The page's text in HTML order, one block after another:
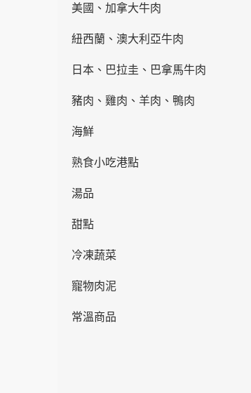
美國、加拿大牛肉
紐西蘭、澳大利亞牛肉
日本、巴拉圭、巴拿馬牛肉
豬肉、雞肉、羊肉、鴨肉
海鮮
熟食小吃港點
湯品
甜點
冷凍蔬菜
寵物肉泥
常溫商品